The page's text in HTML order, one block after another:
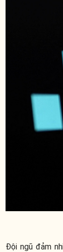
Đội ngũ đảm